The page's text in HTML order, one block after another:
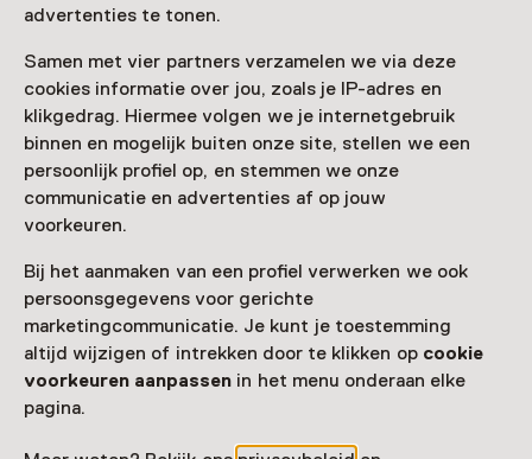
advertenties te tonen.
Samen met vier partners verzamelen we via deze
cookies informatie over jou, zoals je IP-adres en
klikgedrag. Hiermee volgen we je internetgebruik
binnen en mogelijk buiten onze site, stellen we een
persoonlijk profiel op, en stemmen we onze
communicatie en advertenties af op jouw
voorkeuren.
Bij het aanmaken van een profiel verwerken we ook
persoonsgegevens voor gerichte
marketingcommunicatie. Je kunt je toestemming
altijd wijzigen of intrekken door te klikken op cookie
voorkeuren aanpassen in het menu onderaan elke
pagina.
Nog meer ontdekken